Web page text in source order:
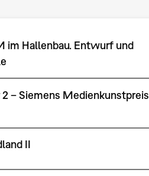
im Hallenbau. Entwurf und
– Siemens Medienkunstpreis
II